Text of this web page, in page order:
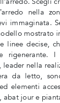
nella
immaginata.
mostrato
linee decise,
rigenerante.
nella
da letto,
elementi
jour e